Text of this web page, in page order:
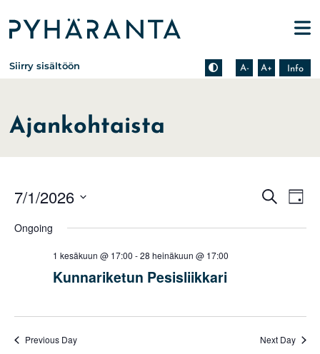
Etusivu
Siirry sisältöön A-
Pienennä tekstin kokoa
A+
Suurenna tekstin kokoa
Info
Tietoa zoomauksesta
Ajankohtaista
Events
and
Search
Day
7/1/2026
date.
Ongoing
1 kesäkuun @ 17:00 -28 heinäkuun @ 17:00
Kunnariketun Pesisliikkari
Previous Day Next Day